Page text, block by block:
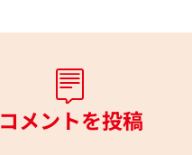
コメントを投稿